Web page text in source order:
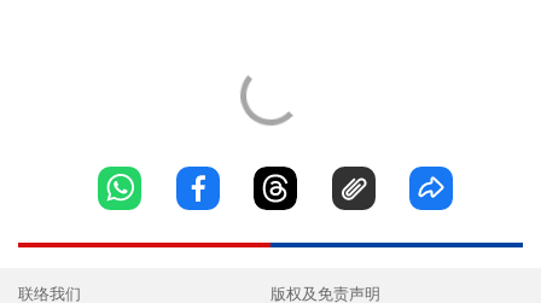
联络我们 版权及免责声明